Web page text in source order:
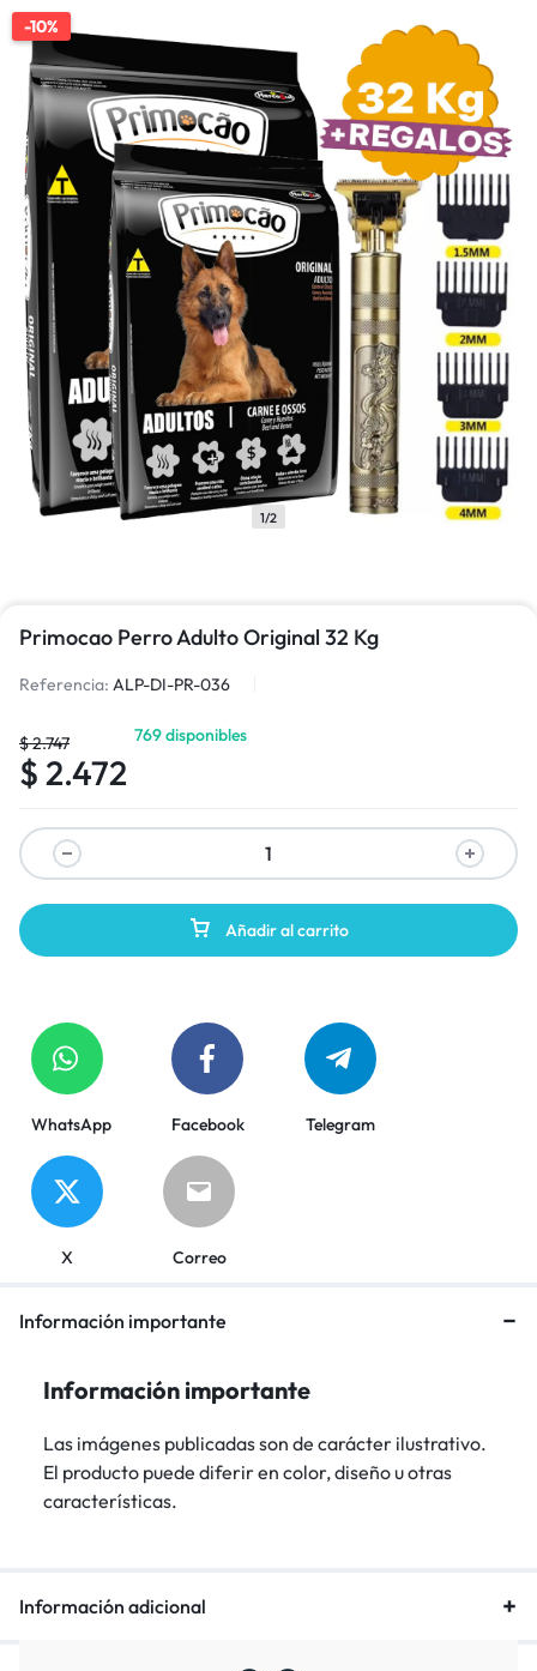
1/2
-10%
Primocao Perro Adulto Original 32 Kg
Referencia: ALP-DI-PR-036
$2.747
$ 2.472
769 disponibles
Añadir al carrito
WhatsApp Facebook Telegram
X Correo
Información importante
Información importante
Las imágenes publicadas son de carácter ilustrativo.
El producto puede diferir en color, diseño u otras
características.
Información adicional